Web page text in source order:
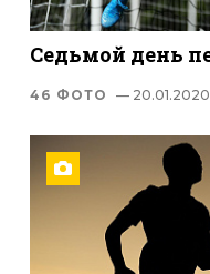
Седьмой день
46 ФОТО — 20.01.2020